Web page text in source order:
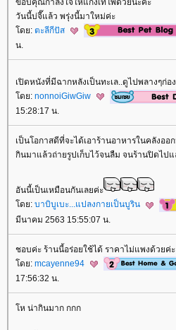
วันนี้บ่จี๊แล้ว พรุ่งนี้มาใหม่ค่ะ
ดย: ตะลีกีปัส
น.
เปิดหนังที่มีฉากหลังเป็นทะเล..ดูไปพลางๆก่อ
ดย: nonnoiGiwGiw
15:28:17 น.
เป็นโอกาสดีที่จะได้เอาร้านอาหารในคลังอ
กินมาแล้วถ่ายรูปเก็บไว้จนลืม จนร้านปิดไปแ
อันนี้เป็นเหมือนกันเลยค่ะ
ดย: บาบิบูเบะ...แปลงกายเป็นบูริน
มีนาคม 2563 15:55:07 น.
ชอบค่ะ ร้านนี้อร่อยใช้ได้ ราคาไม่แพงด้วยค่ะ
ดย: mcayenne94
17:56:32 น.
ห น่ากินมาก กกก